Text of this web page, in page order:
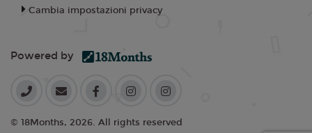
Cambia impostazioni privacy
Powered by
© 18Months, 2026. All rights reserved